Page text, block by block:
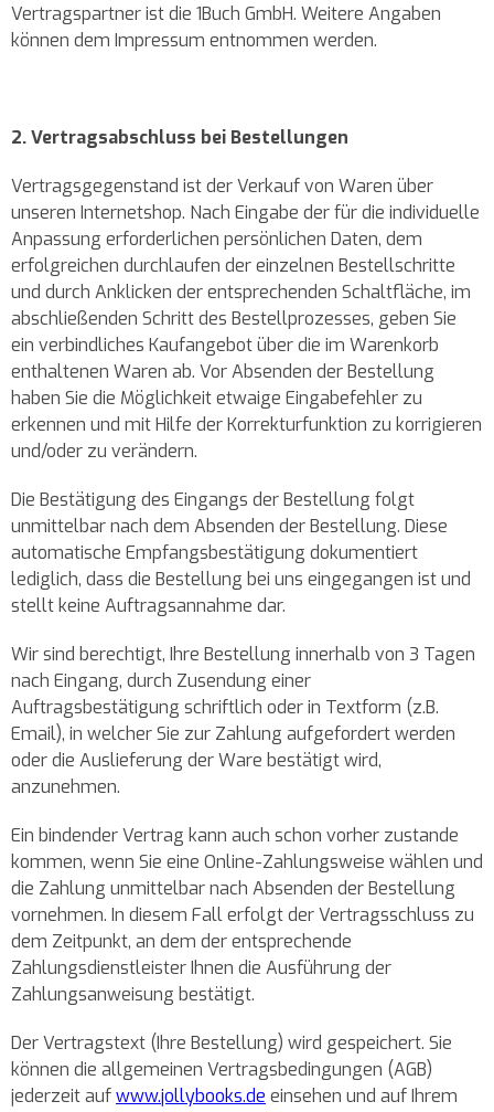
Vertragspartner ist die 1Buch GmbH. Weitere Angaben
können dem Impressum entnommen werden.
2. Vertragsabschluss bei Bestellungen
Vertragsgegenstand ist der Verkauf von Waren über
unseren Internetshop. Nach Eingabe der für die individuelle
Anpassung erforderlichen persönlichen Daten, dem
erfolgreichen durchlaufen der einzelnen Bestellschritte
und durch Anklicken der entsprechenden Schaltfläche, im
abschließenden Schritt des Bestellprozesses, geben Sie
ein verbindliches Kaufangebot über die im Warenkorb
enthaltenen Waren ab. Vor Absenden der Bestellung
haben Sie die Möglichkeit etwaige Eingabefehler zu
erkennen und mit Hilfe der Korrekturfunktion zu korrigieren
und/oder zu verändern.
Die Bestätigung des Eingangs der Bestellung folgt
unmittelbar nach dem Absenden der Bestellung. Diese
automatische Empfangsbestätigung dokumentiert
lediglich, dass die Bestellung bei uns eingegangen ist und
stellt keine Auftragsannahme dar.
Wir sind berechtigt, Ihre Bestellung innerhalb von 3 Tagen
nach Eingang, durch Zusendung einer
Auftragsbestätigung schriftlich oder in Textform (z.B.
Email), in welcher Sie zur Zahlung aufgefordert werden
oder die Auslieferung der Ware bestätigt wird,
anzunehmen.
Ein bindender Vertrag kann auch schon vorher zustande
kommen, wenn Sie eine Online-Zahlungsweise wählen und
die Zahlung unmittelbar nach Absenden der Bestellung
vornehmen. In diesem Fall erfolgt der Vertragsschluss zu
dem Zeitpunkt, an dem der entsprechende
Zahlungsdienstleister Ihnen die Ausführung der
Zahlungsanweisung bestätigt.
Der Vertragstext (Ihre Bestellung) wird gespeichert. Sie
können die allgemeinen Vertragsbedingungen (AGB)
jederzeit aufwww.jollybooks.de einsehen und auf Ihrem